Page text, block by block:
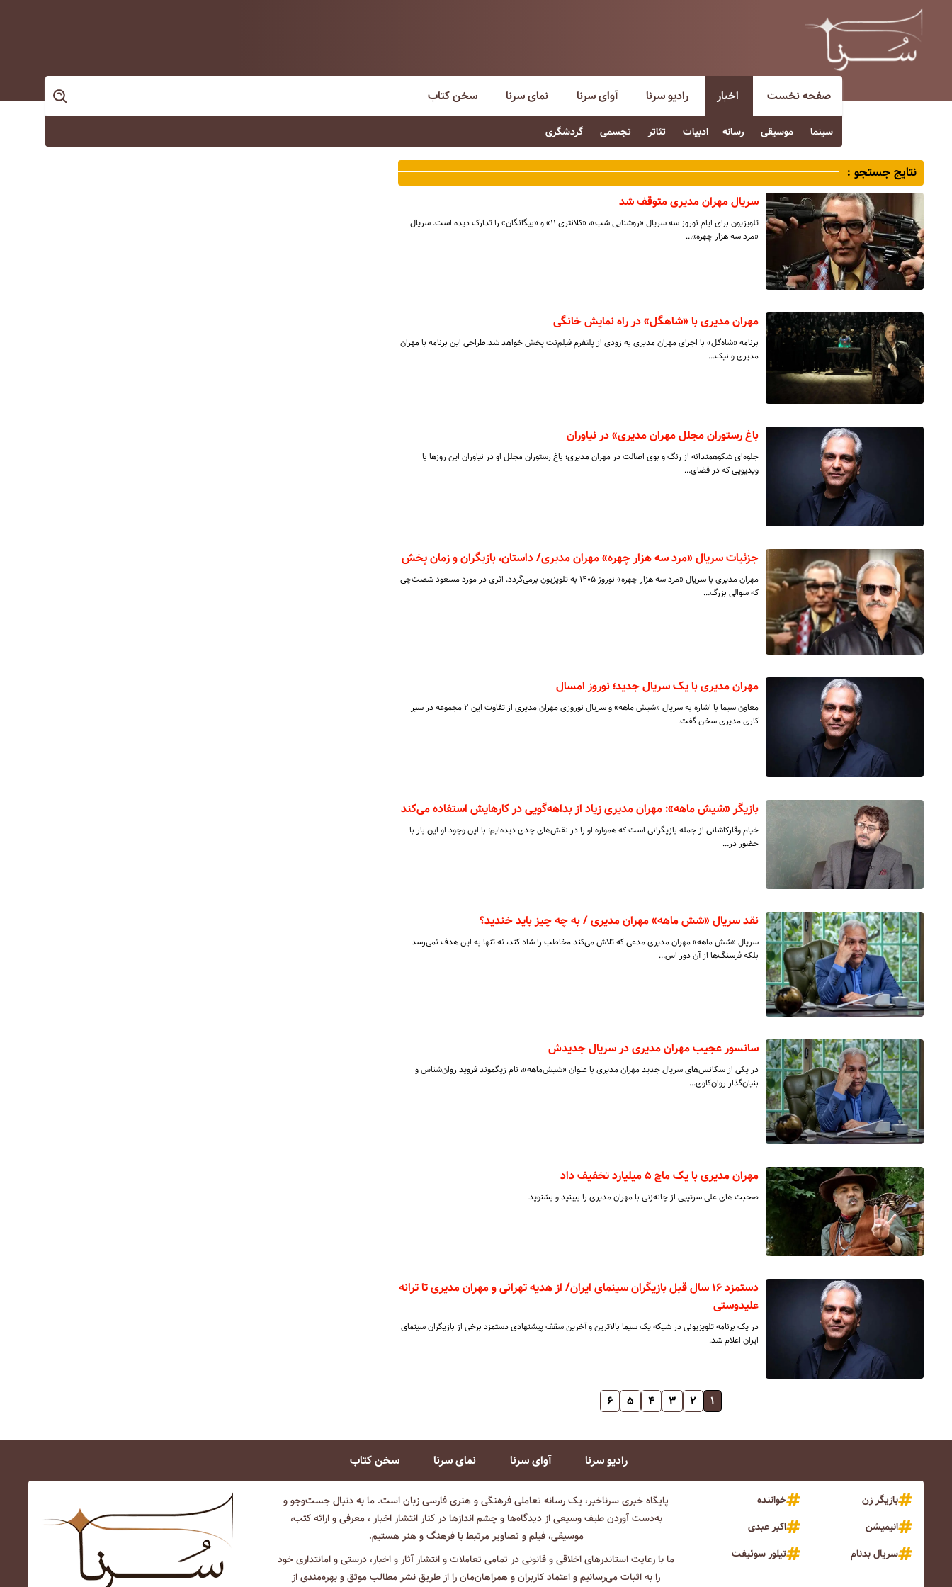
صفحه نخست اخبار
سینما موسیقی رسانه ادبیات تئاتر تجسمی گردشگری
رادیو سرنا آوای سرنا نمای سرنا سخن کتاب
نتایج جستجو :
سریال مهران مدیری متوقف شد
تلویزیون برای ایام نوروز سه سریال «روشنایی شب»، «کلانتری ۱۱» و «بیگانگان» را تدارک دیده است. سریال
«مرد سه هزار چهره»…
مهران مدیری با «شاه‎گل» در راه نمایش خانگی
برنامه «شاه‌گل» با اجرای مهران مدیری به ‌زودی از پلتفرم فیلم‌نت پخش خواهد شد.طراحی این برنامه با مهران
مدیری و نیک…
باغ رستوران مجلل مهران مدیری» در نیاوران
جلوه‌ای شکوهمندانه از رنگ و بوی اصالت در مهران مدیری؛ باغ رستوران مجلل او در نیاوران این روزها با
ویدیویی که در فضای…
جزئیات سریال «مرد سه هزار چهره» مهران مدیری/ داستان، بازیگران و زمان پخش
مهران مدیری با سریال «مرد سه هزار چهره» نوروز ۱۴۰۵ به تلویزیون برمی‌گردد. اثری در مورد مسعود شصت‌چی
که سوالی بزرگ…
مهران مدیری با یک سریال جدید؛ نوروز امسال
معاون سیما با اشاره به سریال «شیش ماهه» و سریال نوروزی مهران مدیری از تفاوت این ۲ مجموعه در سیر
کاری مدیری سخن گفت.
بازیگر «شیش ماهه»: مهران مدیری زیاد از بداهه‌گویی در کارهایش استفاده می‌کند
خیام وقارکاشانی از جمله بازیگرانی است که همواره او را در نقش‌های جدی دیده‌ایم؛ با این‌ وجود او این بار با
حضور در…
نقد سریال «شش ماهه» مهران مدیری / به چه چیز باید خندید؟
سریال «شش ماهه» مهران مدیری مدعی که تلاش می‌کند مخاطب را شاد کند، نه تنها به این هدف نمی‌رسد
بلکه فرسنگ‌ها از آن دور اس…
سانسور عجیب مهران مدیری در سریال جدیدش
در یکی از سکانس‌های سریال جدید مهران مدیری با عنوان «شیش‌ماهه»، نام زیگموند فروید روان‌شناس و
بنیان‌گذار روان‌کاوی…
مهران مدیری با یک ماچ ۵ میلیارد تخفیف داد
صحبت های علی سرتیپی از چانه‌زنی با مهران مدیری را ببینید و بشنوید.
دستمزد ۱۶ سال قبل بازیگران سینمای ایران/ از هدیه تهرانی و مهران مدیری تا ترانه
علیدوستی
در یک برنامه تلویزیونی در شبکه یک سیما بالاترین و آخرین سقف پیشنهادی دستمزد برخی از بازیگران سینمای
ایران اعلام شد.
۱ ۲ ۳ ۴ ۵ ۶
رادیو سرنا آوای سرنا نمای سرنا سخن کتاب
بازیگر زن
خواننده
انیمیشن
اکبر عبدی
سریال بدنام
تیلور سوئیفت
پایگاه خبری سرناخبر، یک رسانه تعاملی فرهنگی و هنری فارسی زبان است. ما به دنبال جست‌و‌جو و
به‌دست آوردن طیف وسیعی از دیدگاه‌ها و چشم انداز‌ها در کنار انتشار اخبار ، معرفی و ارائه کتب،
موسیقی، فیلم و تصاویر مرتبط با فرهنگ و هنر هستیم.
ما با رعایت استاندرهای اخلاقی و قانونی در تمامی تعاملات و انتشار آثار و اخبار، درستی و امانتداری خود
را به اثبات می‌رسانیم و اعتماد کاربران و همراهان‌مان را از طریق نشر مطالب موثق و بهره‌مندی از